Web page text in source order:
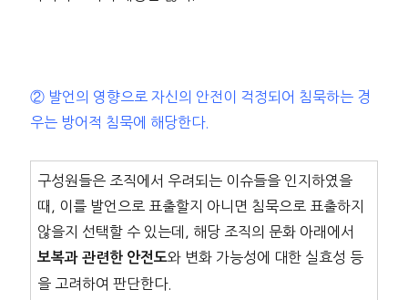
② 발언의 영향으로 자신의 안전이 걱정되어 침묵하는 경
우는 방어적 침묵에 해당한다.
구성원들은 조직에서 우려되는 이슈들을 인지하였을
때, 이를 발언으로 표출할지 아니면 침묵으로 표출하지
않을지 선택할 수 있는데, 해당 조직의 문화 아래에서
보복과 관련한 안전도와 변화 가능성에 대한 실효성 등
을 고려하여 판단한다.